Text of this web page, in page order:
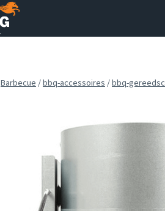
Barbecue /bbq-accessoires /bbq-